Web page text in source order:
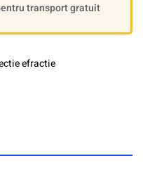
transport gratuit
efractie